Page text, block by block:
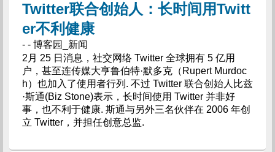
Twitter联合创始人：长时间用Twitt
er不利健康
- - 博客园_新闻
2月 25 日消息，社交网络 Twitter 全球拥有 5 亿用
户，甚至连传媒大亨鲁伯特·默多克（Rupert Murdoc
h）也加入了使用者行列. 不过 Twitter 联合创始人比兹
·斯通(Biz Stone)表示，长时间使用 Twitter 并非好
事，也不利于健康. 斯通与另外三名伙伴在 2006 年创
立 Twitter，并担任创意总监.